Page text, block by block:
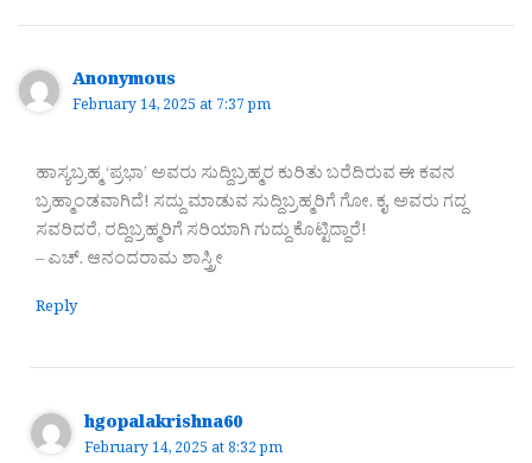
Anonymous
February 14, 2025 at 7:37 pm
ಹಾಸ್ಯಬ್ರಹ್ಮ ‘ಪ್ರಭಾ’ ಅವರು ಸುದ್ದಿಬ್ರಹ್ಮರ ಕುರಿತು ಬರೆದಿರುವ ಈ ಕವನ
ಬ್ರಹ್ಮಾಂಡವಾಗಿದೆ! ಸದ್ದು ಮಾಡುವ ಸುದ್ದಿಬ್ರಹ್ಮರಿಗೆ ಗೋ. ಕೃ. ಅವರು ಗದ್ದ
ಸವರಿದರೆ, ರದ್ದಿಬ್ರಹ್ಮರಿಗೆ ಸರಿಯಾಗಿ ಗುದ್ದು ಕೊಟ್ಟಿದ್ದಾರೆ!
– ಎಚ್. ಆನಂದರಾಮ ಶಾಸ್ತ್ರೀ
Reply
hgopalakrishna60
February 14, 2025 at 8:32 pm